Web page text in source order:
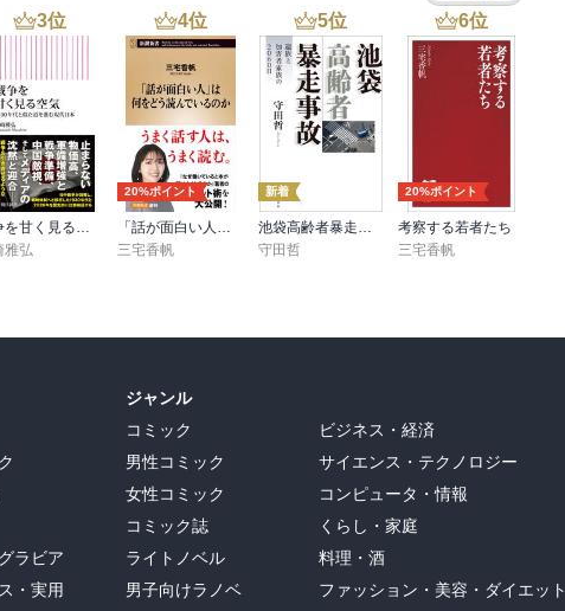
3位
戦争を甘く見る空気 1930年代と似た道を進む現代日本
雅弘
4位
20%ポイント
「話が面白い人」は何をどう読んでいるのか（新潮新書）
三宅香帆
5位
新着
池袋高齢者暴走事故 遺族と加害者家族の2060日
守田哲
6位
20%ポイント
考察する若者たち
三宅香帆
ラビア
・実用
ジャンル
コミック
男性コミック
女性コミック
コミック誌
ライトノベル
男子向けラノベ
ビジネス・経済
サイエンス・テクノロジー
コンピュータ・情報
くらし・家庭
料理・酒
ファッション・美容・ダイエット